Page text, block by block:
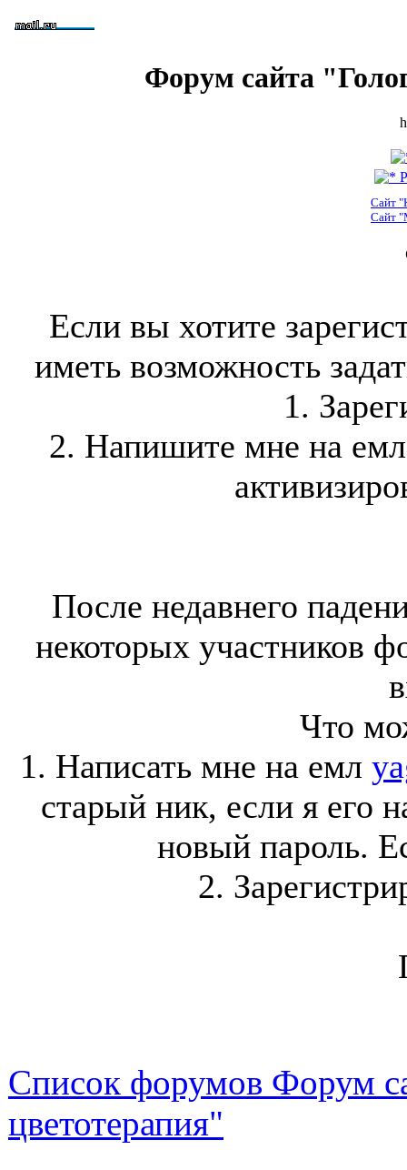
Форум сайта
Сайт
Сайт
Если вы хотите
иметь возможность
1.
2. Напишите мне на
После недавнего
некоторых участников
Что
1. Написать мне на емл
старый ник, если я его
новый пароль.
2.
Список форумов Форум
цветотерапия"